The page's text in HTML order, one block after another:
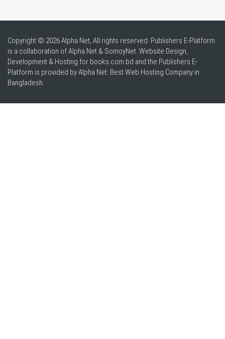
Copyright © 2026 Alpha Net, All rights reserved. Publishers E-Platform
is a collaboration of Alpha Net & SomoyNet. Website Design,
Development & Hosting for books.com.bd and the Publishers E-
Platform is provided by Alpha Net. BestWeb Hosting Company in
Bangladesh.